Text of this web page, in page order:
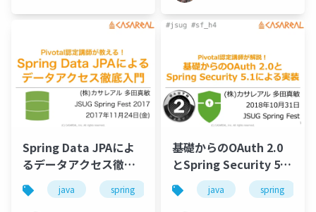
Spring Data JPAによ
るデータアクセス徹底
入門 #jsug
java spring jpa
基礎からのOAuth 2.0
とSpring Security 5.1
による実装 #jsug
java spring